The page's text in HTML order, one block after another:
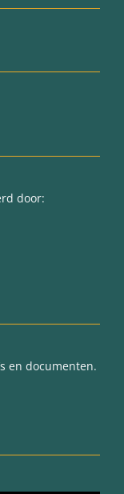
door:
en documenten.